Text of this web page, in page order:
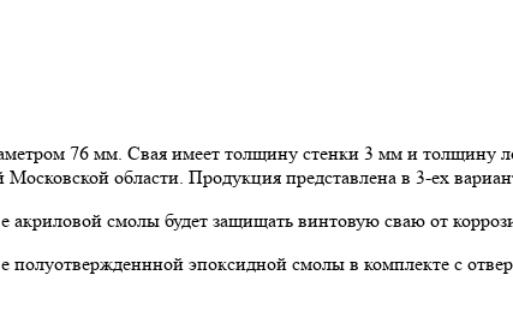
76 мм. Свая имеет толщину стенки 3 мм и
области. Продукция представлена в 3-ех
акриловой смолы будет защищать винтовую сваю от
эпоксидной смолы в комплекте с